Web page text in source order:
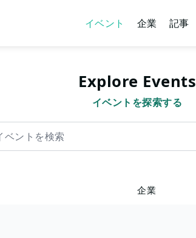
イベント 企業 記事
Explore Events
イベントを探索する
企業